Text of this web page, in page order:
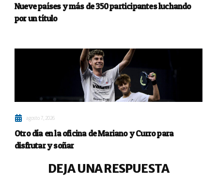
Nueve países y más de 350 participantes luchando
por un título
agosto 7, 2026
Otro día en la oficina de Mariano y Curro para
disfrutar y soñar
DEJA UNA RESPUESTA